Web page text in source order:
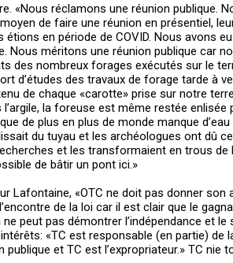
«Nous réclamons une réunion publique.
de faire une réunion en présentiel,
en période de COVID. Nous avons
Nous méritons une réunion publique car
des nombreux forages exécutés sur le
d’études des travaux de forage tarde à
de chaque «carotte» prise sur notre
la foreuse est même restée enlisée
de plus en plus de monde manque
du tuyau et les archéologues ont dû
et les transformaient en trous de
de bâtir un pont ici.»
Lafontaine, «OTC ne doit pas donner son
de la loi car il est clair que le
peut pas démontrer l’indépendance et le
«TC est responsable (en partie) de
et TC est l’expropriateur.» TC nie